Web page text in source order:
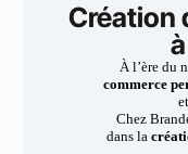
Création
À l’ère du
commerce
Chez
dans la